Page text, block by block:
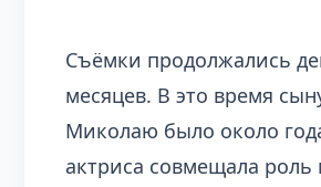
Съёмки продолжались
месяцев. В это время
Миколаю было около
актриса совмещала роль